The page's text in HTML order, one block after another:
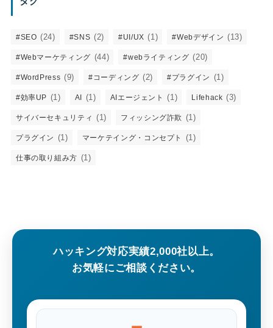
#SEO (24) #SNS (2) #UI/UX (1) #Webデザイン (13)
#Webマーケティング (44) #webライティング (20)
#WordPress (9) #コーディング (2) #プラグイン (1)
#効率UP (1) AI (1) AIエージェント (1) Lifehack (3)
サイバーセキュリティ (1) フィッシング詐欺 (1)
プラグイン (1) マーケテイング・コンセプト (1)
仕事の取り組み方 (1)
ハッキング対応実績2,000社以上。
お気軽にご相談ください。